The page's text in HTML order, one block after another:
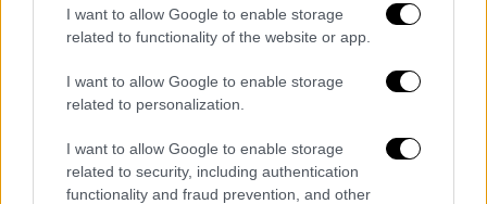
I want to allow Google to enable storage
related to functionality of the website or app.
I want to allow Google to enable storage
related to personalization.
I want to allow Google to enable storage
related to security, including authentication
functionality and fraud prevention, and other
όσους χρησιμοποιούν το ίντερνετ. Η
υψηλή, σύμφωνα με τα στοιχεία,
αξιοποίηση του διαδικτύου, των e-shop
και των υπηρεσιών ηλεκτρονικής
παραγγελίας αναμένεται να συνεχιστεί
και μετά την πανδημία. Είναι
χαρακτηριστικό ότι οι 6 στους 10 (58%)